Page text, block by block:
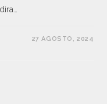
27 AGOSTO, 2024